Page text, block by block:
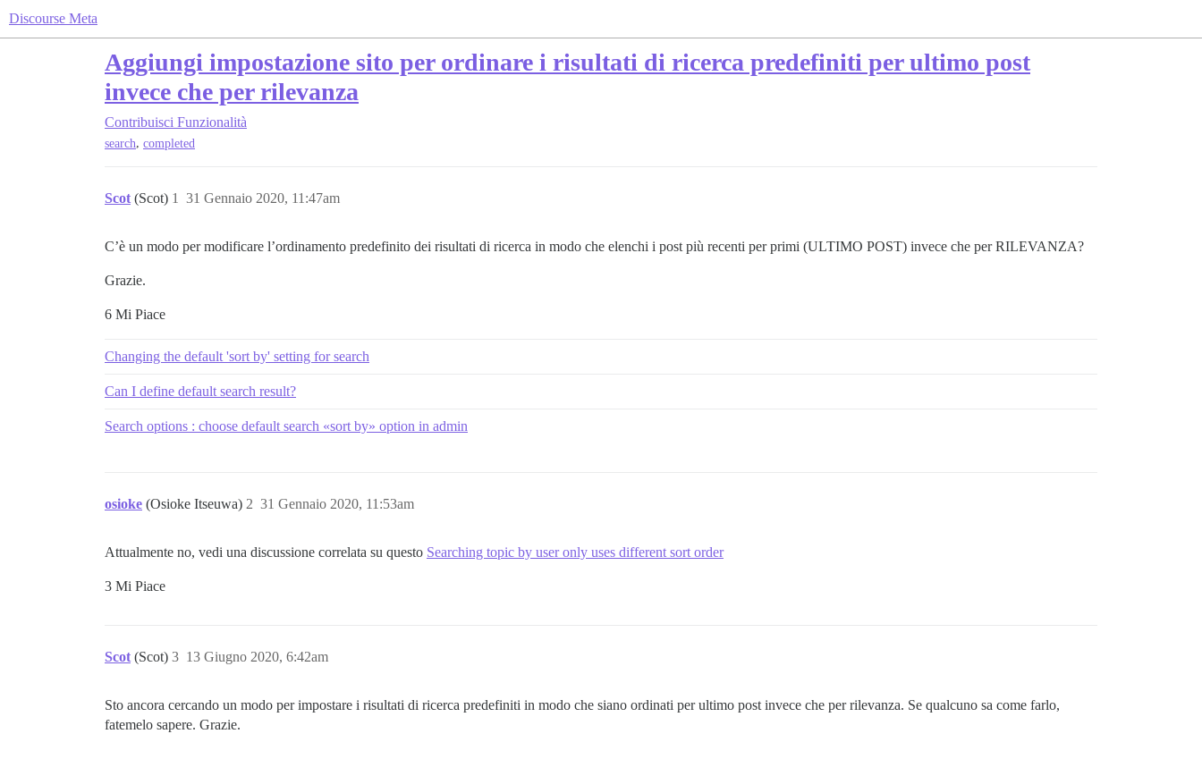
Discourse Meta
Aggiungi impostazione sito per ordinare i risultati di ricerca predefiniti per ultimo post
invece che per rilevanza
Contribuisci Funzionalità
search, completed
Scot (Scot) 31 Gennaio 2020, 11:47am
1
C’è un modo per modificare l’ordinamento predefinito dei risultati di ricerca in modo che elenchi i post più recenti per primi (ULTIMO POST) invece che per RILEVANZA?
Grazie.
6 Mi Piace
Changing the default 'sort by' setting for search
Can I define default search result?
Search options : choose default search «sort by» option in admin
osioke (Osioke Itseuwa) 31 Gennaio 2020, 11:53am
2
Attualmente no, vedi una discussione correlata su questo Searching topic by user only uses different sort order
3 Mi Piace
Scot (Scot) 13 Giugno 2020, 6:42am
3
Sto ancora cercando un modo per impostare i risultati di ricerca predefiniti in modo che siano ordinati per ultimo post invece che per rilevanza. Se qualcuno sa come farlo,
fatemelo sapere. Grazie.